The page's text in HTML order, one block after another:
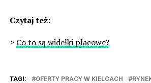
Czytaj też:
> Co to są widełki płacowe?
TAGI: OFERTY PRACY W KIELCACH